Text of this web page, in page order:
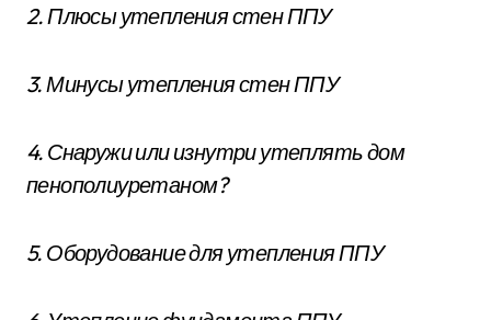
2. Плюсы утепления стен ППУ
3. Минусы утепления стен ППУ
4. Снаружи или изнутри утеплять дом
пенополиуретаном?
5. Оборудование для утепления ППУ